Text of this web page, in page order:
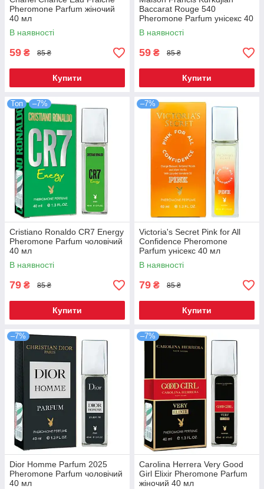
Pheromone Parfum жіночий
40 мл
В наявності
59 ₴ 85 ₴
Купити
Baccarat Rouge 540
Pheromone Parfum унісекс 40
мл
В наявності
59 ₴ 85 ₴
Купити
Топ –7%
Cristiano Ronaldo CR7 Energy
Pheromone Parfum чоловічий
40 мл
В наявності
79 ₴ 85 ₴
Купити
–7%
Victoria's Secret Pink for All
Confidence Pheromone
Parfum унісекс 40 мл
В наявності
79 ₴ 85 ₴
Купити
–7%
Dior Homme Parfum 2025
Pheromone Parfum чоловічий
40 мл
–7%
Carolina Herrera Very Good
Girl Elixir Pheromone Parfum
жіночий 40 мл